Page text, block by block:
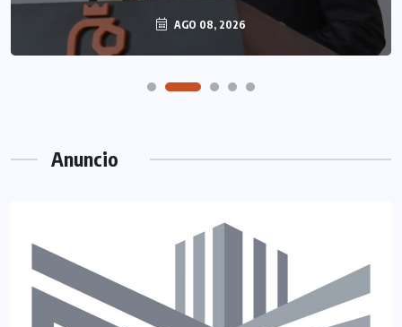
AGO 08, 2026
Anuncio